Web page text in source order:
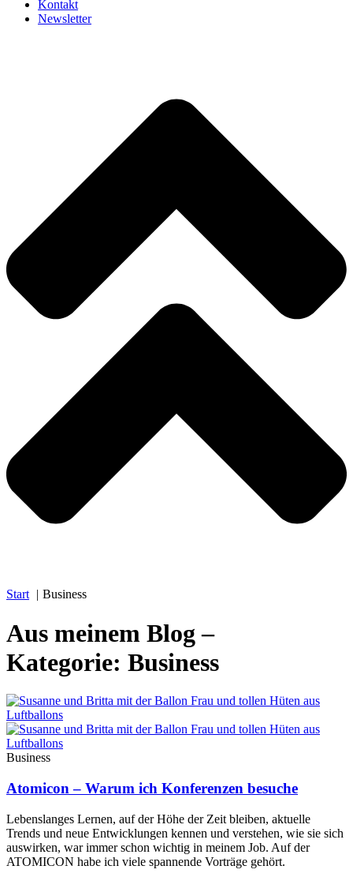
Kontakt
Newsletter
Start Business
Aus meinem Blog –
Kategorie: Business
Business
Atomicon – Warum ich Konferenzen besuche
Lebenslanges Lernen, auf der Höhe der Zeit bleiben, aktuelle
Trends und neue Entwicklungen kennen und verstehen, wie sie sich
auswirken, war immer schon wichtig in meinem Job. Auf der
ATOMICON habe ich viele spannende Vorträge gehört.